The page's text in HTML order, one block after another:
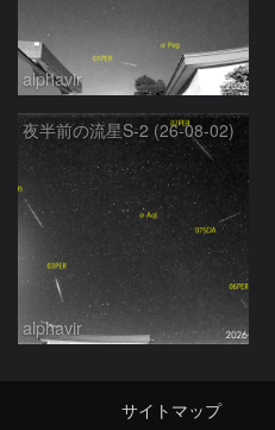
alphavir
夜半前の流星S-2 (26-08-02)
alphavir
サイトマップ